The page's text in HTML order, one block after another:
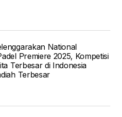
National
Premiere 2025, Kompetisi
Terbesar di Indonesia
Terbesar